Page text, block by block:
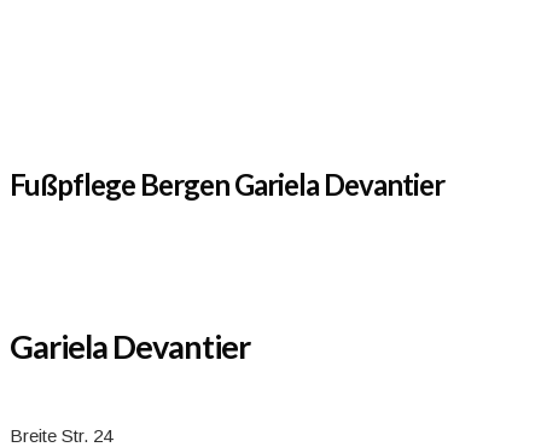
Fußpflege Bergen Gariela Devantier
Gariela Devantier
Breite Str. 24